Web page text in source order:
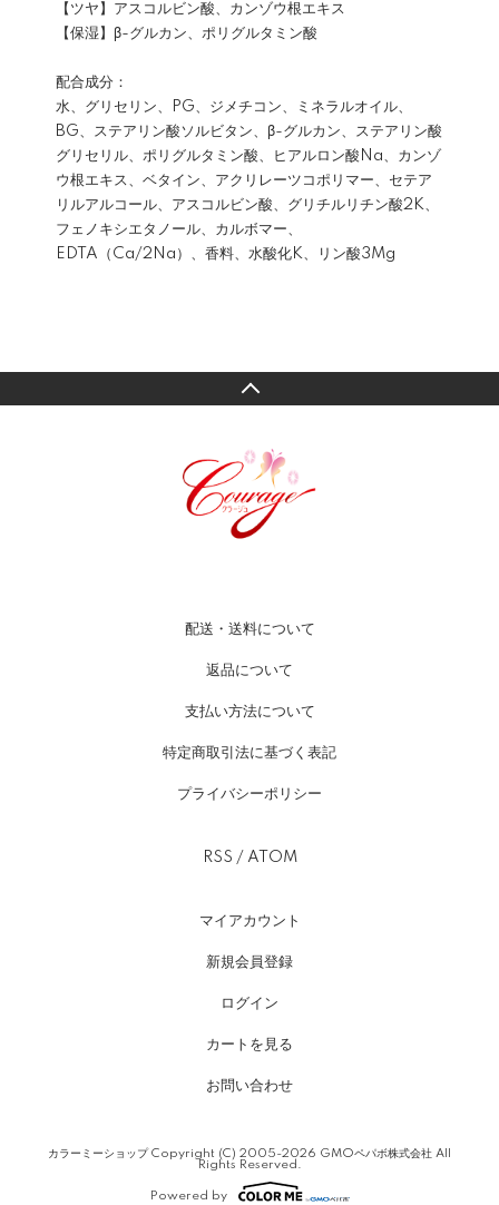
【ツヤ】アスコルビン酸、カンゾウ根エキス
【保湿】β-グルカン、ポリグルタミン酸
配合成分：
水、グリセリン、PG、ジメチコン、ミネラルオイル、
BG、ステアリン酸ソルビタン、β-グルカン、ステアリン酸
グリセリル、ポリグルタミン酸、ヒアルロン酸Na、カンゾ
ウ根エキス、ベタイン、アクリレーツコポリマー、セテア
リルアルコール、アスコルビン酸、グリチルリチン酸2K、
フェノキシエタノール、カルボマー、
EDTA（Ca/2Na）、香料、水酸化K、リン酸3Mg
配送・送料について
返品について
支払い方法について
特定商取引法に基づく表記
プライバシーポリシー
RSS / ATOM
マイアカウント
新規会員登録
ログイン
カートを見る
お問い合わせ
カラーミーショップ Copyright (C) 2005-2026 GMOペパボ株式会社 All
Rights Reserved.
Powered by